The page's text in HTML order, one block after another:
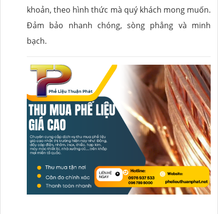
khoản, theo hình thức mà quý khách mong muốn.
Đảm bảo nhanh chóng, sòng phẳng và minh
bạch.